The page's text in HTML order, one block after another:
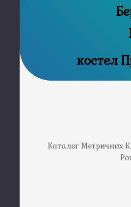
костел
Каталог Метричних